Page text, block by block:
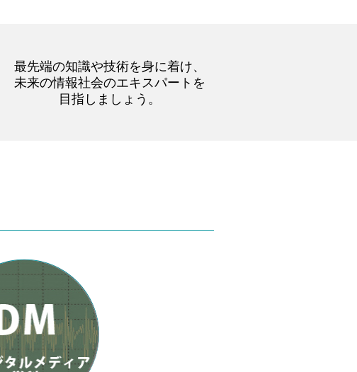
最先端の知識や技術を身に着け、
未来の情報社会のエキスパートを
目指しましょう。